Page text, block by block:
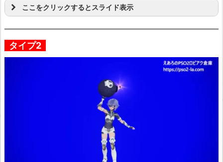
ここをクリックするとスライド表示
タイプ2